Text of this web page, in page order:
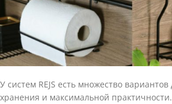
У систем REJS есть множество
хранения и максимальной